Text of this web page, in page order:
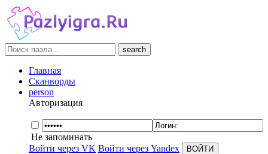
search
Главная
Сканворды
person
Авторизация
Не запоминать
Войти через VK Войти через Yandex